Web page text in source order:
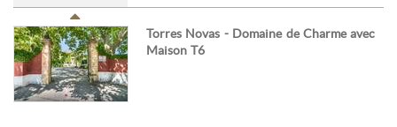
Torres Novas - Domaine de Charme avec
Maison T6